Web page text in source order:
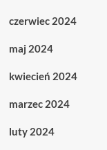
czerwiec 2024
maj 2024
kwiecień 2024
marzec 2024
luty 2024